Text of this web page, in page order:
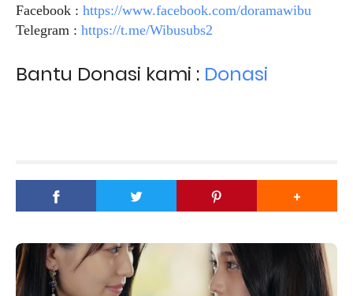
Facebook : https://www.facebook.com/doramawibu
Telegram : https://t.me/Wibusubs2
Bantu Donasi kami : Donasi